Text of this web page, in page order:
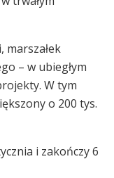
marszałek
– w ubiegłym
W tym
o 200 tys.
i zakończy 6